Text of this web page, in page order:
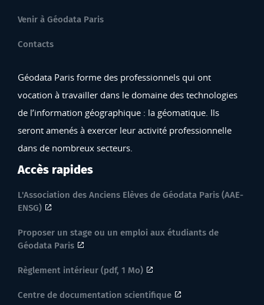
Venir à Géodata Paris
Contacts
Géodata Paris forme des professionnels qui ont
vocation à travailler dans le domaine des technologies
de l’information géographique : la géomatique. Ils
seront amenés à exercer leur activité professionnelle
dans de nombreux secteurs.
Accès rapides
L'Association des Anciens Elèves de Géodata Paris (AAE-
ENSG)
Proposer un stage ou un emploi aux étudiants de
Géodata Paris
Règlement intérieur (pdf, 1 Mo)
Centre de documentation scientifique